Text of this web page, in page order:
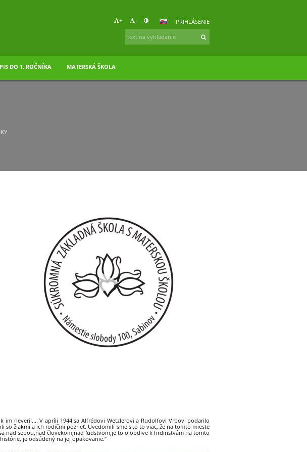
+ - PRIHLÁSENIE
DO 1. ROČNÍKA MATERSKÁ ŠKOLA
neveril.... V apríli 1944 sa Alfrédovi Wetzlerovi a Rudolfovi Vrbovi podarilo
žiakmi a ich rodičmi pozrieť. Uvedomili sme si,o to viac, že na tomto mieste
nad sebou,nad človekom,nad ľudstvom,je to o obdive k hrdinstvám na tomto
je odsúdený na jej opakovanie.“